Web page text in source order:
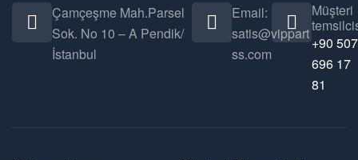
Çamçeşme Mah.Parsel
Sok. No 10 – A Pendik/
İstanbul
Email:
satis@vippart
ss.com
Müşteri
+90 507
696 17
81